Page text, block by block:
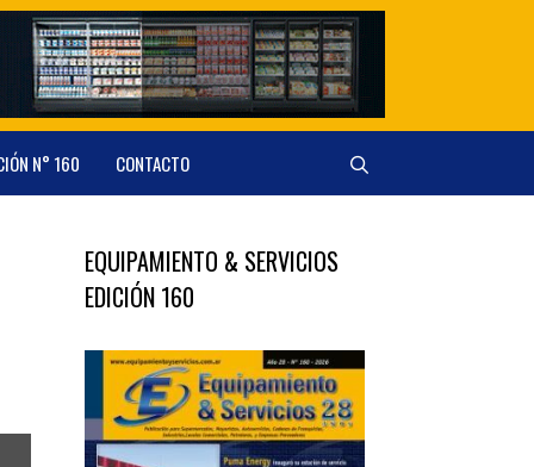
N° 160 CONTACTO
EQUIPAMIENTO & SERVICIOS
EDICIÓN 160